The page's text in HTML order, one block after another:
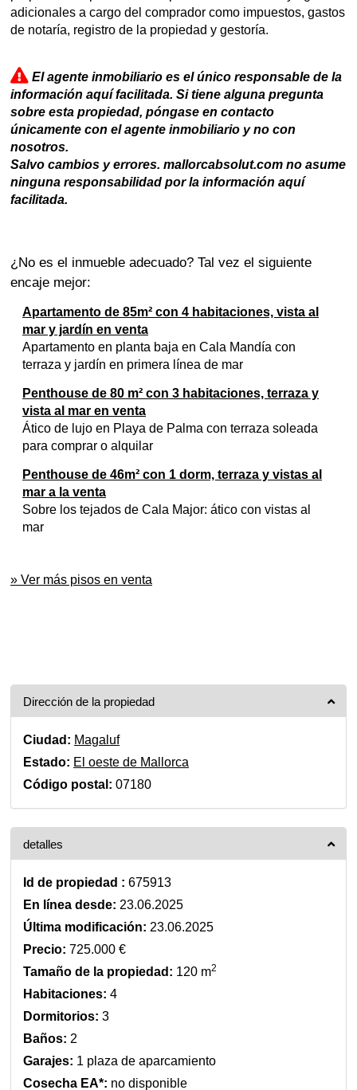
adicionales a cargo del comprador como impuestos, gastos
de notaría, registro de la propiedad y gestoría.
El agente inmobiliario es el único responsable de la
información aquí facilitada. Si tiene alguna pregunta
sobre esta propiedad, póngase en contacto
únicamente con el agente inmobiliario y no con
nosotros.
Salvo cambios y errores. mallorcabsolut.com no asume
ninguna responsabilidad por la información aquí
facilitada.
¿No es el inmueble adecuado? Tal vez el siguiente
encaje mejor:
Apartamento de 85m² con 4 habitaciones, vista al
mar y jardín en venta
Apartamento en planta baja en Cala Mandía con
terraza y jardín en primera línea de mar
Penthouse de 80 m² con 3 habitaciones, terraza y
vista al mar en venta
Ático de lujo en Playa de Palma con terraza soleada
para comprar o alquilar
Penthouse de 46m² con 1 dorm, terraza y vistas al
mar a la venta
Sobre los tejados de Cala Major: ático con vistas al
mar
» Ver más pisos en venta
Dirección de la propiedad
Ciudad: Magaluf
Estado: El oeste de Mallorca
Código postal: 07180
detalles
Id de propiedad : 675913
En línea desde: 23.06.2025
Última modificación: 23.06.2025
Precio: 725.000 €
Tamaño de la propiedad: 120 m2
Habitaciones: 4
Dormitorios: 3
Baños: 2
Garajes: 1 plaza de aparcamiento
Cosecha EA*: no disponible